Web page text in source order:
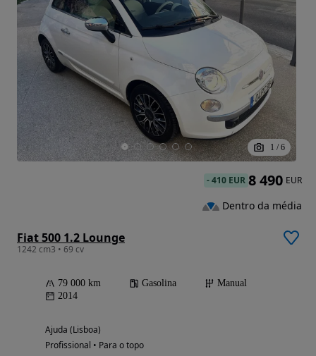
1 / 6
Fiat 500 1.2 Lounge
1242 cm3 • 69 cv
79 000 km Gasolina
Manual
2014
Ajuda (Lisboa)
Profissional • Para o topo
-410 EUR 8 490 EUR
Dentro da média